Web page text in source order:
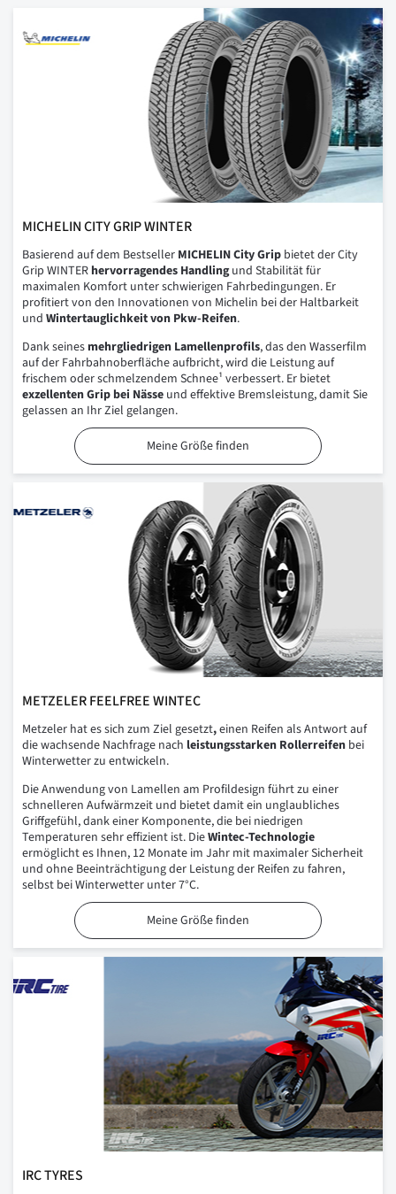
MICHELIN CITY GRIP WINTER
Basierend auf dem Bestseller MICHELIN City Grip bietet der City
Grip WINTER hervorragendes Handlingund Stabilität für
maximalen Komfort unter schwierigen Fahrbedingungen. Er
profitiert von den Innovationen von Michelin bei der Haltbarkeit
und Wintertauglichkeit von Pkw-Reifen.
Dank seines mehrgliedrigen Lamellenprofils, das den Wasserfilm
auf der Fahrbahnoberfläche aufbricht, wird die Leistung auf
frischem oder schmelzendem Schnee¹ verbessert. Er bietet
exzellenten Grip bei Nässe und effektive Bremsleistung, damit Sie
gelassen an Ihr Ziel gelangen.
Meine Größe finden
METZELER FEELFREE WINTEC
Metzeler hat es sich zum Ziel gesetzt,einen Reifen als Antwort auf
die wachsende Nachfrage nach leistungsstarken Rollerreifen bei
Winterwetter zu entwickeln.
Die Anwendung von Lamellen am Profildesign führt zu einer
schnelleren Aufwärmzeit und bietet damit ein unglaubliches
Griffgefühl, dank einer Komponente, die bei niedrigen
Temperaturen sehr effizient ist. DieWintec-Technologie
ermöglicht es Ihnen, 12 Monate im Jahr mit maximaler Sicherheit
und ohne Beeinträchtigung der Leistung der Reifen zu fahren,
selbst bei Winterwetter unter 7°C.
Meine Größe finden
IRC TYRES